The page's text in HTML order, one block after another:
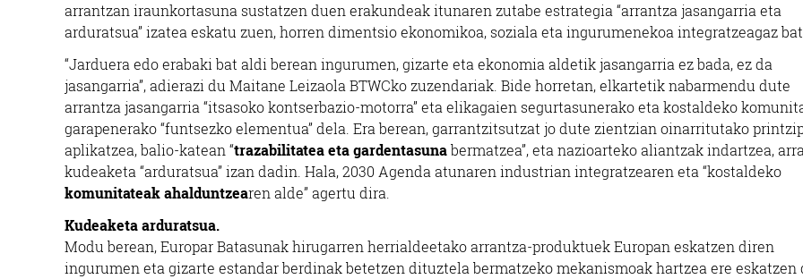
arrantzan iraunkortasuna sustatzen duen erakundeak itunaren zutabe estrategia “arrantza jasangarria eta
arduratsua” izatea eskatu zuen, horren dimentsio ekonomikoa, soziala eta ingurumenekoa integratzeagaz
“Jarduera edo erabaki bat aldi berean ingurumen, gizarte eta ekonomia aldetik jasangarria ez bada, ez da
jasangarria”, adierazi du Maitane Leizaola BTWCko zuzendariak. Bide horretan, elkartetik nabarmendu dute
arrantza jasangarria “itsasoko kontserbazio-motorra” eta elikagaien segurtasunerako eta kostaldeko
garapenerako “funtsezko elementua” dela. Era berean, garrantzitsutzat jo dute zientzian oinarritutako
aplikatzea, balio-katean “trazabilitatea eta gardentasunabermatzea”, eta nazioarteko aliantzak indartzea,
kudeaketa “arduratsua” izan dadin. Hala, 2030 Agenda atunaren industrian integratzearen eta “kostaldeko
komunitateak ahalduntzearen alde” agertu dira.
Kudeaketa arduratsua.
Modu berean, Europar Batasunak hirugarren herrialdeetako arrantza-produktuek Europan eskatzen diren
ingurumen eta gizarte estandar berdinak betetzen dituztela bermatzeko mekanismoak hartzea ere eskatzen